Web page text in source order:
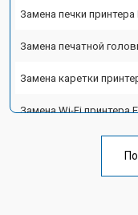
Замена печки принтера
Замена печатной
Замена каретки
Замена Wi-Fi принтера
Замена вала принтера